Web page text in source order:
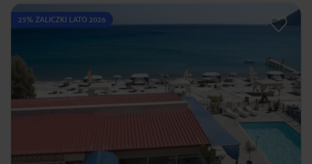
25% ZALICZKI LATO 2026